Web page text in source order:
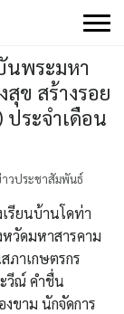
นพระมหา
ข สร้างรอย
ระจำเดือน
วประชาสัมพันธ์
รียนบ้านโดท่า
หวัดมหาสารคาม
าเกษตรกร
วีณ์ คำชื่น
ขาม นักจัดการ